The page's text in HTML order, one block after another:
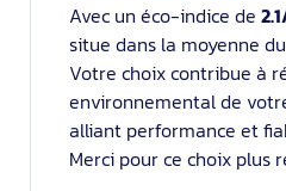
Avec un éco-indice de
situe dans la moyenne
Votre choix contribue à
environnemental de
alliant performance et
Merci pour ce choix plus